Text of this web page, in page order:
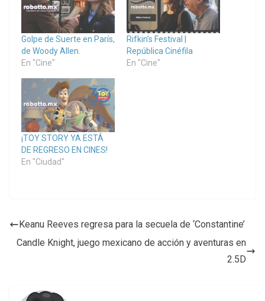
Golpe de Suerte en París,
de Woody Allen.
En "Cine"
Rifkin’s Festival |
República Cinéfila
En "Cine"
¡TOY STORY YA ESTÁ
DE REGRESO EN CINES!
En "Ciudad"
Keanu Reeves regresa para la secuela de ‘Constantine’
Candle Knight, juego mexicano de acción y aventuras en
2.5D